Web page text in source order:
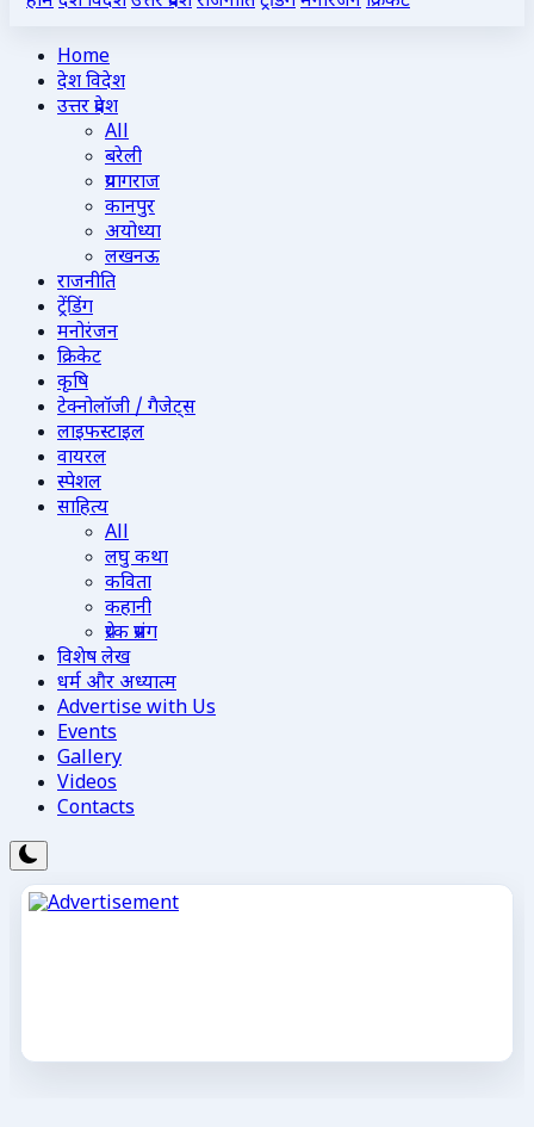
Home
देश विदेश
उत्तर प्रदेश
All
बरेली
प्रयागराज
कानपुर
अयोध्या
लखनऊ
राजनीति
ट्रेंडिंग
मनोरंजन
क्रिकेट
कृषि
टेक्नोलॉजी / गैजेट्स
लाइफस्टाइल
वायरल
स्पेशल
साहित्य
All
लघु कथा
कविता
कहानी
प्रेरक प्रसंग
विशेष लेख
धर्म और अध्यात्म
Advertise with Us
Events
Gallery
Videos
Contacts